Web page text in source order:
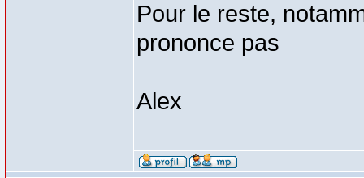
Pour le reste,
prononce pas
Alex